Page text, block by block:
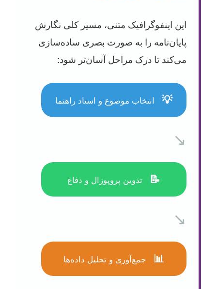
این اینفوگرافیک متنی، مسیر کلی نگارش
پایان‌نامه را به صورت بصری ساده‌سازی
می‌کند تا درک مراحل آسان‌تر شود:
💡 انتخاب موضوع و استاد راهنما
↘️
📝 تدوین پروپوزال و دفاع
↘️
📊 جمع‌آوری و تحلیل داده‌ها